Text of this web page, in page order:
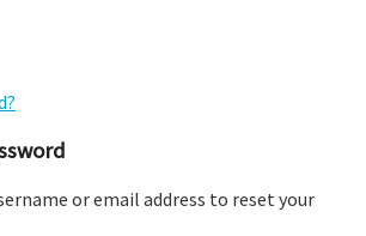
or email address to reset your